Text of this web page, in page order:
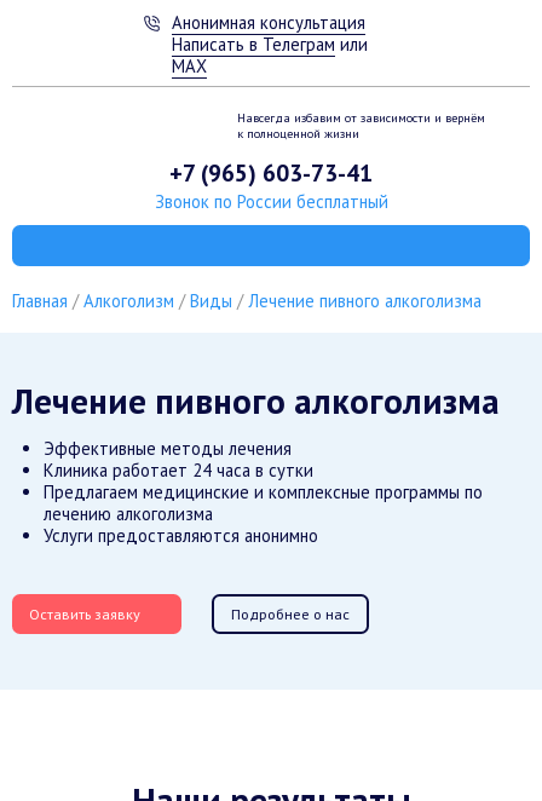
Анонимная консультация
Написать в Телеграм или
MAX
Навсегда избавим от зависимости и вернём
к полноценной жизни
+7 (965) 603-73-41
Звонок по России бесплатный
Главная Алкоголизм Виды Лечение пивного алкоголизма
Лечение пивного алкоголизма
Эффективные методы лечения
Клиника работает 24 часа в сутки
Предлагаем медицинские и комплексные программы по
лечению алкоголизма
Услуги предоставляются анонимно
Оставить заявку Подробнее о нас